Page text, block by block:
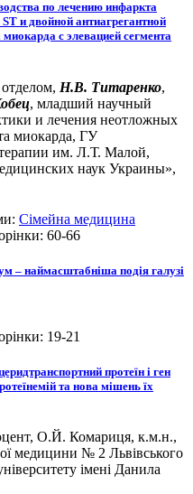
по лечению инфаркта
и двойной антиагрегантной
с элевацией сегмента
Н.В. Титаренко,
, младший научный
и лечения неотложных
миокарда, ГУ
им. Л.Т. Малой,
наук Украины»,
Сімейна медицина
60-66
– наймасштабніша подія галузі
19-21
протеїн і ген
та нова мішень їх
О.Й. Комариця, к.м.н.,
медицини № 2 Львівського
імені Данила